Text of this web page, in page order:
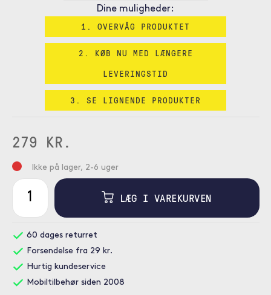
Dine muligheder:
1. OVERVÅG PRODUKTET
2. KØB NU MED LÆNGERE
LEVERINGSTID
3. SE LIGNENDE PRODUKTER
279 KR.
Ikke på lager, 2-6 uger
LÆG I VAREKURVEN
60 dages returret
Forsendelse fra 29 kr.
Hurtig kundeservice
Mobiltilbehør siden 2008